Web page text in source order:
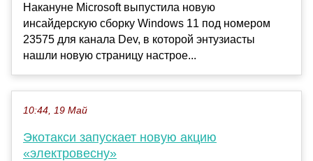
Накануне Microsoft выпустила новую
инсайдерскую сборку Windows 11 под номером
23575 для канала Dev, в которой энтузиасты
нашли новую страницу настрое...
10:44, 19 Май
Экотакси запускает новую акцию
«электровесну»